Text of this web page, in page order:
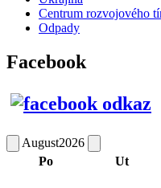
Centrum rozvojového
Odpady
Facebook
August2026
Po
Ut